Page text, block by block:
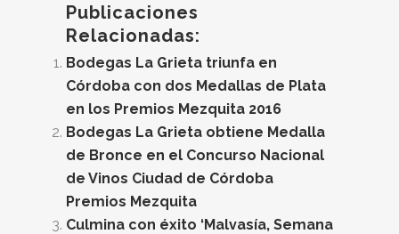
Publicaciones
Relacionadas:
Bodegas La Grieta triunfa en
Córdoba con dos Medallas de Plata
en los Premios Mezquita 2016
Bodegas La Grieta obtiene Medalla
de Bronce en el Concurso Nacional
de Vinos Ciudad de Córdoba
Premios Mezquita
Culmina con éxito ‘Malvasía, Semana